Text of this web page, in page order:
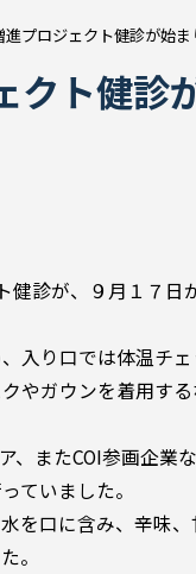
進プロジェクト健診が始ま
クト健診
診が、９月１７
入り口では体温チ
やガウンを着用す
またCOI参画企業
ていました。
を口に含み、辛味
。